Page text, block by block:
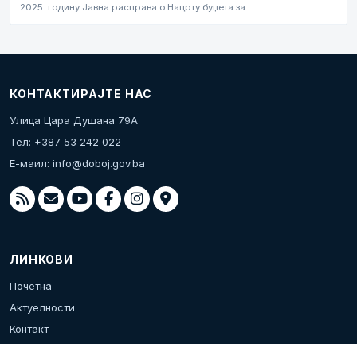
2025. годину Јавна расправа о Нацрту буџета за…
КОНТАКТИРАЈТЕ НАС
Улица Цара Душана 79А
Тел: +387 53 242 022
Е-маил: info@doboj.gov.ba
ЛИНКОВИ
Почетна
Актуелности
Контакт